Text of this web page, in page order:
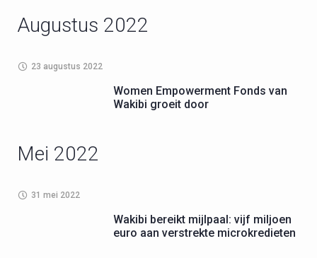
Augustus 2022
23 augustus 2022
Women Empowerment Fonds van
Wakibi groeit door
Mei 2022
31 mei 2022
Wakibi bereikt mijlpaal: vijf miljoen
euro aan verstrekte microkredieten